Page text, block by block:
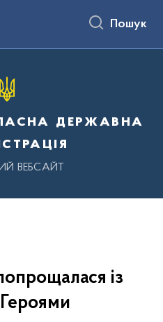
Пошук
державна
ВЕБСАЙТ
із